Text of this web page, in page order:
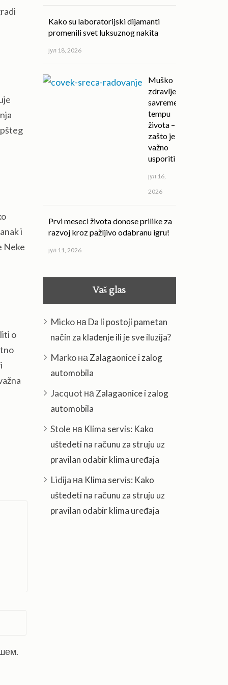
i
Neke
o
Kako su laboratorijski dijamanti
promenili svet luksuznog nakita
јул 18, 2026
Muško
zdravlje u
savremenom
tempu
života –
zašto je
važno
usporiti
јул 16,
2026
Prvi meseci života donose prilike za
razvoj kroz pažljivo odabranu igru!
јул 11, 2026
Vaš glas
Mickoна Da li postoji pametan
način za klađenje ili je sve iluzija?
Markoна Zalagaonice i zalog
automobila
Jacquot на Zalagaonice i zalog
automobila
Stole на Klima servis: Kako
uštedeti na računu za struju uz
pravilan odabir klima uređaja
Lidija на Klima servis: Kako
uštedeti na računu za struju uz
pravilan odabir klima uređaja